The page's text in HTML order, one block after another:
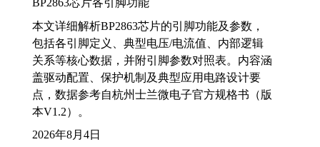
本文详细解析BP2863芯片的引脚功能及参数，
包括各引脚定义、典型电压/电流值、内部逻辑
关系等核心数据，并附引脚参数对照表。内容涵
盖驱动配置、保护机制及典型应用电路设计要
点，数据参考自杭州士兰微电子官方规格书（版
本V1.2）。
2026年8月4日